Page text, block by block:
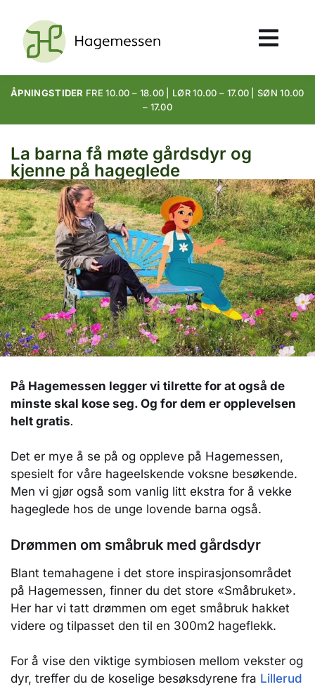
ÅPNINGSTIDER FRE 10.00 – 18.00 | LØR 10.00 – 17.00 | SØN 10.00
– 17.00
La barna få møte gårdsdyr og
kjenne på hageglede
På Hagemessen legger vi tilrette for at også de
minste skal kose seg. Og for dem er opplevelsen
helt gratis.
Det er mye å se på og oppleve på Hagemessen,
spesielt for våre hageelskende voksne besøkende.
Men vi gjør også som vanlig litt ekstra for å vekke
hageglede hos de unge lovende barna også.
Drømmen om småbruk med gårdsdyr
Blant temahagene i det store inspirasjonsområdet
på Hagemessen, finner du det store «Småbruket».
Her har vi tatt drømmen om eget småbruk hakket
videre og tilpasset den til en 300m2 hageflekk.
For å vise den viktige symbiosen mellom vekster og
dyr, treffer du de koselige besøksdyrene fra Lillerud